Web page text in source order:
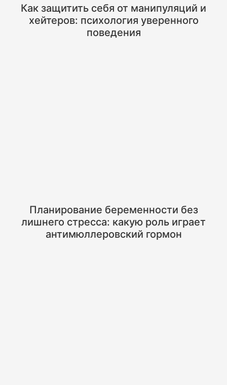
Как защитить себя от манипуляций и
хейтеров: психология уверенного
поведения
Планирование беременности без
лишнего стресса: какую роль играет
антимюллеровский гормон